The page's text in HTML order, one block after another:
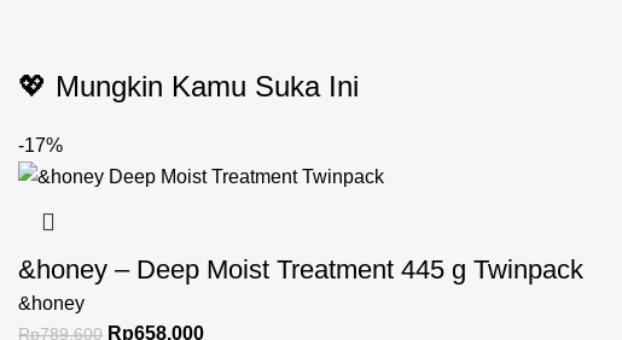
💖 Mungkin Kamu Suka Ini
-17%
&honey – Deep Moist Treatment 445 g Twinpack
&honey
Rp789.600 Rp658.000